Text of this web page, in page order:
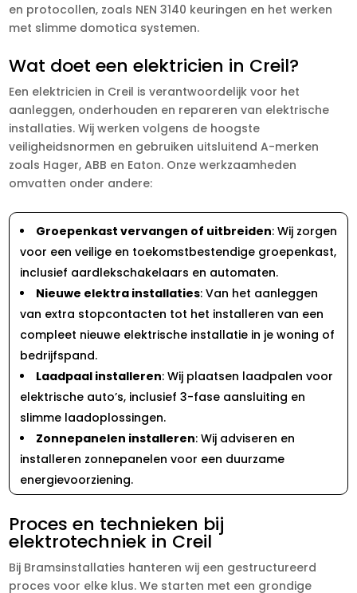
en protocollen, zoals NEN 3140 keuringen en het werken
met slimme domotica systemen.
Wat doet een elektricien in Creil?
Een elektricien in Creil is verantwoordelijk voor het
aanleggen, onderhouden en repareren van elektrische
installaties. Wij werken volgens de hoogste
veiligheidsnormen en gebruiken uitsluitend A-merken
zoals Hager, ABB en Eaton. Onze werkzaamheden
omvatten onder andere:
Groepenkast vervangen of uitbreiden: Wij zorgen
voor een veilige en toekomstbestendige groepenkast,
inclusief aardlekschakelaars en automaten.
Nieuwe elektra installaties: Van het aanleggen
van extra stopcontacten tot het installeren van een
compleet nieuwe elektrische installatie in je woning of
bedrijfspand.
Laadpaal installeren: Wij plaatsen laadpalen voor
elektrische auto’s, inclusief 3-fase aansluiting en
slimme laadoplossingen.
Zonnepanelen installeren: Wij adviseren en
installeren zonnepanelen voor een duurzame
energievoorziening.
Proces en technieken bij
elektrotechniek in Creil
Bij Bramsinstallaties hanteren wij een gestructureerd
proces voor elke klus. We starten met een grondige